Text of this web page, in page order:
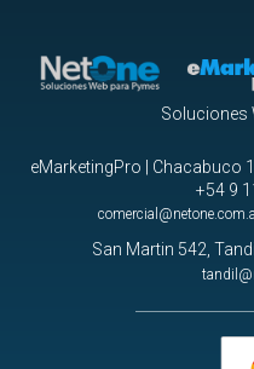
Soluciones
eMarketingPro | Chacabuco
+54 9
San Martin 542,